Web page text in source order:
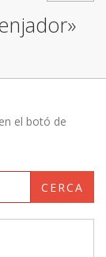
el botó de
CERCA